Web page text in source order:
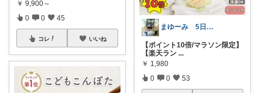
￥ 9,900～
0 0 45
コレ いいね
まゆーみ 5日子供服と📱ケース感謝💖
【ポイント10倍/マラソン限定】
【楽天ラン ...
￥ 1,980
0 0 53